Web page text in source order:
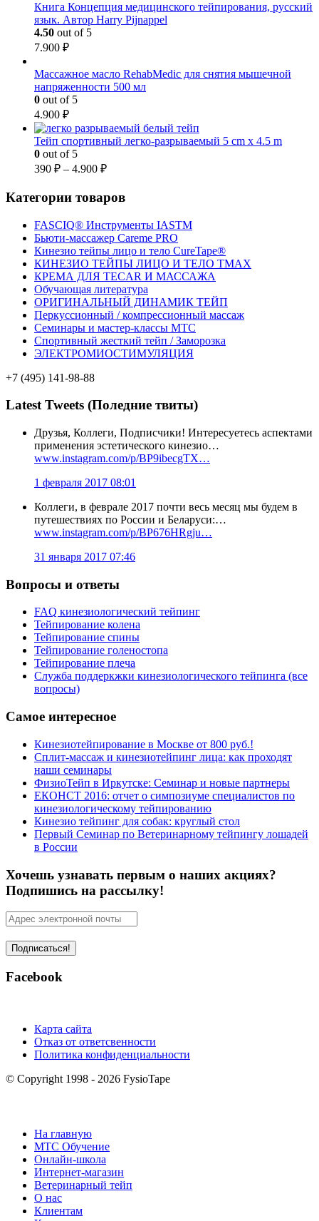
Книга Концепция медицинского тейпирования, русский
язык. Автор Harry Pijnappel
4.50 out of 5
7.900 ₽
Массажное масло RehabMedic для снятия мышечной
напряженности 500 мл
0 out of 5
4.900 ₽
Тейп спортивный легко-разрываемый 5 cm x 4.5 m
0 out of 5
390 ₽ – 4.900 ₽
Категории товаров
FASCIQ® Инструменты IASTM
Бьюти-массажер Careme PRO
Кинезио тейпы лицо и тело CureTape®
КИНЕЗИО ТЕЙПЫ ЛИЦО И ТЕЛО TMAX
КРЕМА ДЛЯ TECAR И МАССАЖА
Обучающая литература
ОРИГИНАЛЬНЫЙ ДИНАМИК ТЕЙП
Перкуссионный / компрессионный массаж
Семинары и мастер-классы MTC
Спортивный жесткий тейп / Заморозка
ЭЛЕКТРОМИОСТИМУЛЯЦИЯ
+7 (495) 141-98-88
Latest Tweets (Поледние твиты)
Друзья, Коллеги, Подписчики! Интересуетесь аспектами
применения эстетического кинезио…
www.instagram.com/p/BP9ibecgTX…
1 февраля 2017 08:01
Коллеги, в феврале 2017 почти весь месяц мы будем в
путешествиях по России и Беларуси:…
www.instagram.com/p/BP676HRgju…
31 января 2017 07:46
Вопросы и ответы
FAQ кинезиологический тейпинг
Тейпирование колена
Тейпирование спины
Тейпирование голеностопа
Тейпирование плеча
Служба поддеркжки кинезиологического тейпинга (все
вопросы)
Самое интересное
Кинезиотейпирование в Москве от 800 руб.!
Сплит-массаж и кинезиотейпинг лица: как проходят
наши семинары
ФизиоТейп в Иркутске: Семинар и новые партнеры
ЕКОНСТ 2016: отчет о симпозиуме специалистов по
кинезиологическому тейпированию
Кинезио тейпинг для собак: круглый стол
Первый Семинар по Ветеринарному тейпингу лошадей
в России
Хочешь узнавать первым о наших акциях?
Подпишись на рассылку!
Facebook
Карта сайта
Отказ от ответсвенности
Политика конфиденциальности
© Copyright 1998 - 2026 FysioTape
На главную
MTC Обучение
Онлайн-школа
Интернет-магазин
Ветеринарный тейп
О нас
Клиентам